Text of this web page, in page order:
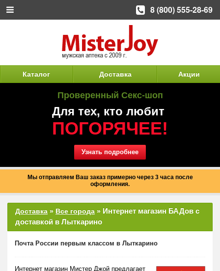
Каталог Доставка Акции
Проверенный Секс-шоп
Для тех, кто любит
ПОГОРЯЧЕЕ!
Узнать подробнее
Мы отправляем Ваш заказ примерно через 3 часа после
оформления.
Доставка » Все города » Интернет магазин БАДов с
доставкой в Лыткарино
Почта России первым классом в Лыткарино
Интернет магазин Мистер Джой предлагает
8 (800) 555-28-69